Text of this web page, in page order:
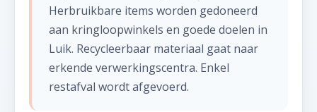
Herbruikbare items worden gedoneerd
aan kringloopwinkels en goede doelen in
Luik. Recycleerbaar materiaal gaat naar
erkende verwerkingscentra. Enkel
restafval wordt afgevoerd.